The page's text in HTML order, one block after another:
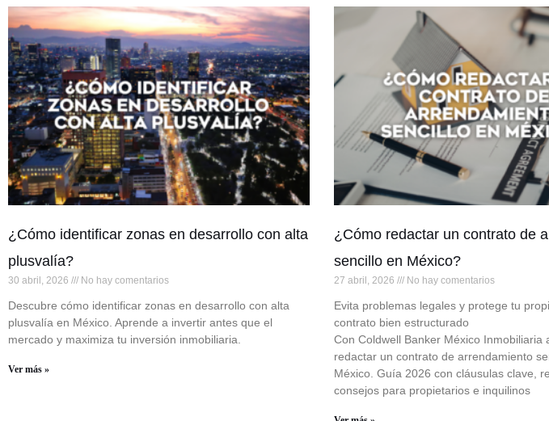
¿Cómo identificar zonas en desarrollo con alta
plusvalía?
30 abril, 2026 No hay comentarios
Descubre cómo identificar zonas en desarrollo con alta
plusvalía en México. Aprende a invertir antes que el
mercado y maximiza tu inversión inmobiliaria.
Ver más »
¿Cómo redactar un contrato de
sencillo en México?
27 abril, 2026 No hay comentarios
Evita problemas legales y protege tu
contrato bien estructurado
Con Coldwell Banker México Inmobiliaria
redactar un contrato de arrendamiento
México. Guía 2026 con cláusulas clave,
consejos para propietarios e inquilinos